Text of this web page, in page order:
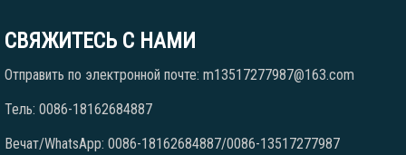
СВЯЖИТЕСЬ С НАМИ
Отправить по электронной почте: m13517277987@163.com
Тель: 0086-18162684887
Вечат/WhatsApp: 0086-18162684887/0086-13517277987